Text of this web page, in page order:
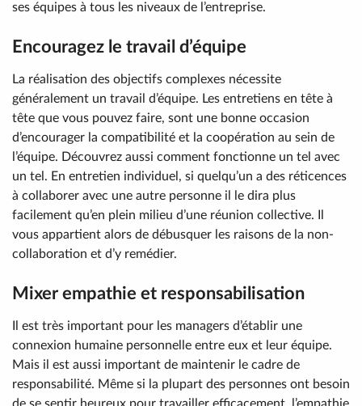
ses équipes à tous les niveaux de l’entreprise.
Encouragez le travail d’équipe
La réalisation des objectifs complexes nécessite
généralement un travail d’équipe. Les entretiens en tête à
tête que vous pouvez faire, sont une bonne occasion
d’encourager la compatibilité et la coopération au sein de
l’équipe. Découvrez aussi comment fonctionne un tel avec
un tel. En entretien individuel, si quelqu’un a des réticences
à collaborer avec une autre personne il le dira plus
facilement qu’en plein milieu d’une réunion collective. Il
vous appartient alors de débusquer les raisons de la non-
collaboration et d’y remédier.
Mixer empathie et responsabilisation
Il est très important pour les managers d’établir une
connexion humaine personnelle entre eux et leur équipe.
Mais il est aussi important de maintenir le cadre de
responsabilité. Même si la plupart des personnes ont besoin